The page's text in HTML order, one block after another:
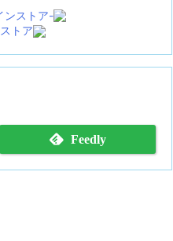
Feedly